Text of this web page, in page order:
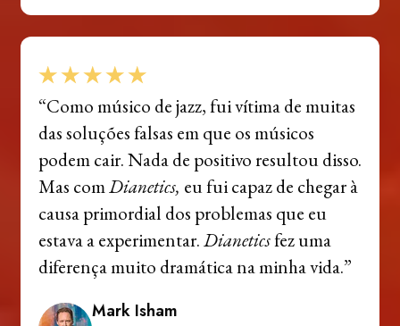
“Como músico de jazz, fui vítima de muitas
das soluções falsas em que os músicos
podem cair. Nada de positivo resultou disso.
Mas comDianetics, eu fui capaz de chegar à
causa primordial dos problemas que eu
estava a experimentar.Dianeticsfez uma
diferença muito dramática na minha vida.”
Mark Isham